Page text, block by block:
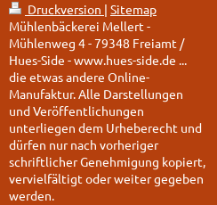
Druckversion | Sitemap
Mühlenbäckerei Mellert -
Mühlenweg 4 - 79348 Freiamt /
Hues-Side - www.hues-side.de ...
die etwas andere Online-
Manufaktur. Alle Darstellungen
und Veröffentlichungen
unterliegen dem Urheberecht und
dürfen nur nach vorheriger
schriftlicher Genehmigung kopiert,
vervielfältigt oder weiter gegeben
werden.